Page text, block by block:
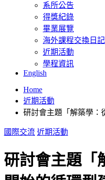
系所公告
得獎紀錄
畢業展覽
海外課程交換日記
近期活動
學程資訊
English
Home
近期活動
研討會主題「解築學：
國際交流 近期活動
研討會主題「